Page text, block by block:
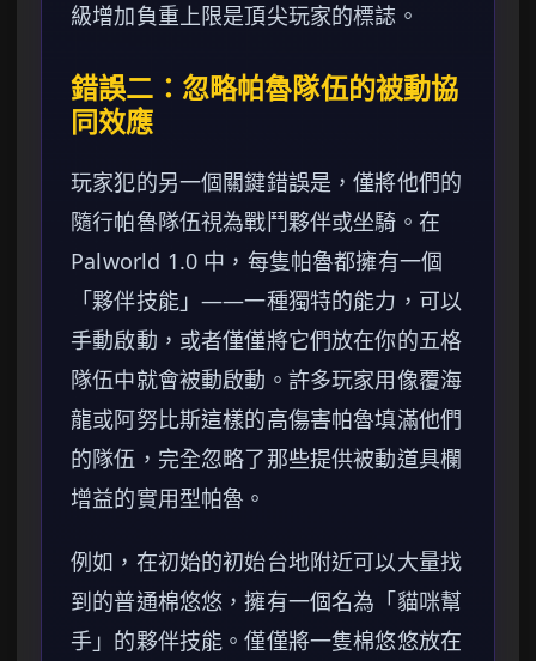
級增加負重上限是頂尖玩家的標誌。
錯誤二：忽略帕魯隊伍的被動協
同效應
玩家犯的另一個關鍵錯誤是，僅將他們的
隨行帕魯隊伍視為戰鬥夥伴或坐騎。在
Palworld 1.0 中，每隻帕魯都擁有一個
「夥伴技能」——一種獨特的能力，可以
手動啟動，或者僅僅將它們放在你的五格
隊伍中就會被動啟動。許多玩家用像覆海
龍或阿努比斯這樣的高傷害帕魯填滿他們
的隊伍，完全忽略了那些提供被動道具欄
增益的實用型帕魯。
例如，在初始的初始台地附近可以大量找
到的普通棉悠悠，擁有一個名為「貓咪幫
手」的夥伴技能。僅僅將一隻棉悠悠放在